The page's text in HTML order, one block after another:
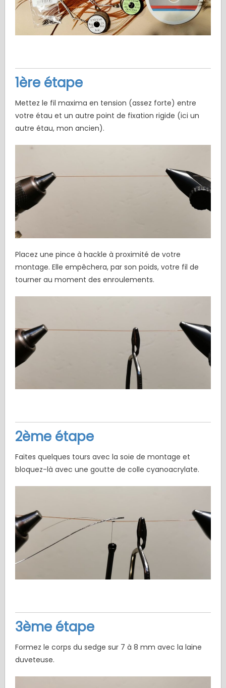
1ère étape
Mettez le fil maxima en tension (assez forte) entre
votre étau et un autre point de fixation rigide (ici un
autre étau, mon ancien).
Placez une pince à hackle à proximité de votre
montage. Elle empêchera, par son poids, votre fil de
tourner au moment des enroulements.
2ème étape
Faites quelques tours avec la soie de montage et
bloquez-là avec une goutte de colle cyanoacrylate.
3ème étape
Formez le corps du sedge sur 7 à 8 mm avec la laine
duveteuse.